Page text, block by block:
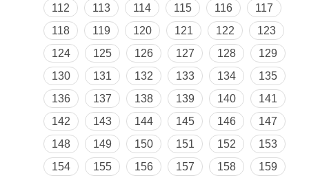
112
113 114 115 116
117
118
119 120 121 122
123
124
125 126 127 128
129
130
131 132 133 134
135
136
137 138 139 140
141
142
143 144 145 146
147
148
149 150 151 152
153
154
155 156 157 158
159